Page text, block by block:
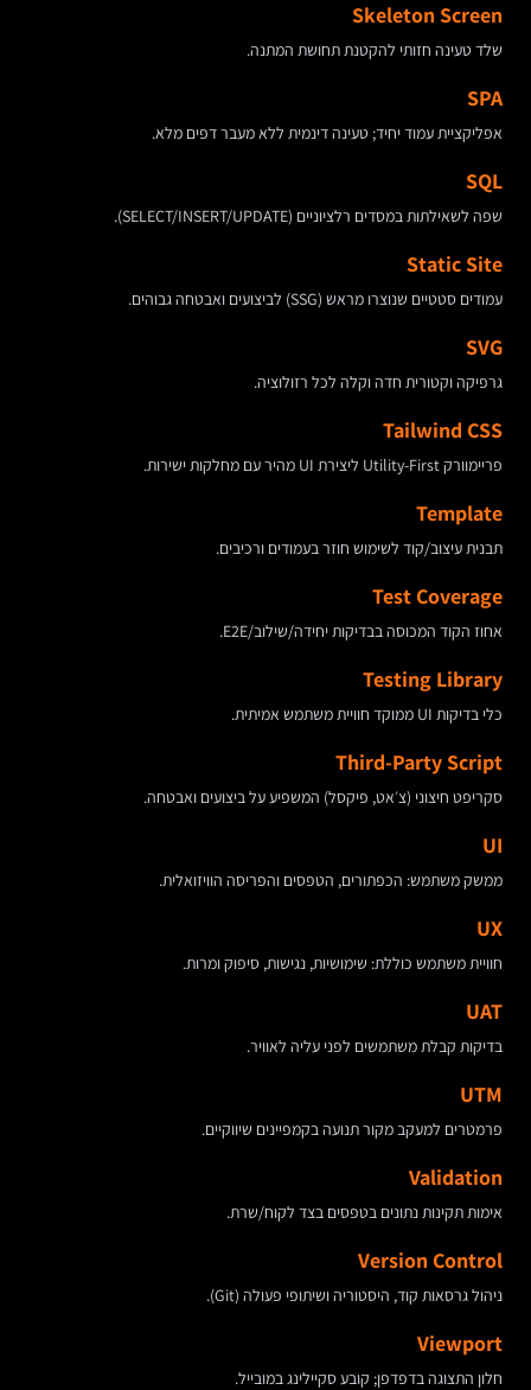
Skeleton Screen
שלד טעינה חזותי להקטנת תחושת המתנה.
SPA
אפליקציית עמוד יחיד; טעינה דינמית ללא מעבר דפים מלא.
SQL
שפה לשאילתות במסדים רלציוניים (SELECT/INSERT/UPDATE).
Static Site
עמודים סטטיים שנוצרו מראש (SSG) לביצועים ואבטחה גבוהים.
SVG
גרפיקה וקטורית חדה וקלה לכל רזולוציה.
Tailwind CSS
פריימוורק Utility-First ליצירת UI מהיר עם מחלקות ישירות.
Template
תבנית עיצוב/קוד לשימוש חוזר בעמודים ורכיבים.
Test Coverage
אחוז הקוד המכוסה בבדיקות יחידה/שילוב/E2E.
Testing Library
כלי בדיקות UI ממוקד חוויית משתמש אמיתית.
Third-Party Script
סקריפט חיצוני (צ׳אט, פיקסל) המשפיע על ביצועים ואבטחה.
UI
ממשק משתמש: הכפתורים, הטפסים והפריסה הוויזואלית.
UX
חוויית משתמש כוללת: שימושיות, נגישות, סיפוק ומרות.
UAT
בדיקות קבלת משתמשים לפני עליה לאוויר.
UTM
פרמטרים למעקב מקור תנועה בקמפיינים שיווקיים.
Validation
אימות תקינות נתונים בטפסים בצד לקוח/שרת.
Version Control
ניהול גרסאות קוד, היסטוריה ושיתופי פעולה (Git).
Viewport
חלון התצוגה בדפדפן; קובע סקיילינג במובייל.